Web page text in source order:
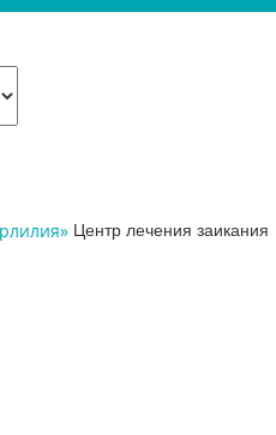
Центр лечения заикания